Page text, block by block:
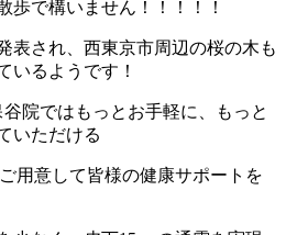
歩で構いません！！！！！
表され、西東京市周辺の桜の木も
いるようです！
院ではもっとお手軽に、もっと
いただける
用意して皆様の健康サポートを